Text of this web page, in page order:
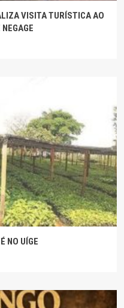
VISITA TURÍSTICA AO
NO UÍGE